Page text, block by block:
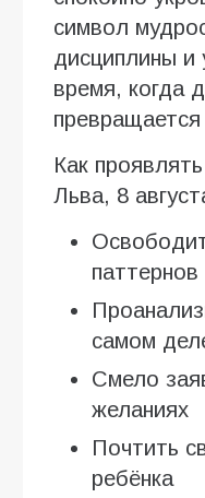
символ
дисциплины и
время, когда
Как
Льва, 8
самом
Смело
желаниях
Почтить
ребёнка